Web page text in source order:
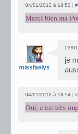
04/01/2012 à 18:53 |
Merci bien ma
missfaelys
03/
je
04/01/2012 à 18:54 |
Oui, c'est très